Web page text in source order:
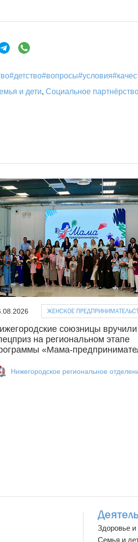
и дети, Социальное
ЖЕНСКОЕ
союзницы вручили
на региональном этапе
«Мама-
Нижегородское региональное
Здоровье
Семья и